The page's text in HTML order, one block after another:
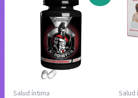
Salud íntima Salud